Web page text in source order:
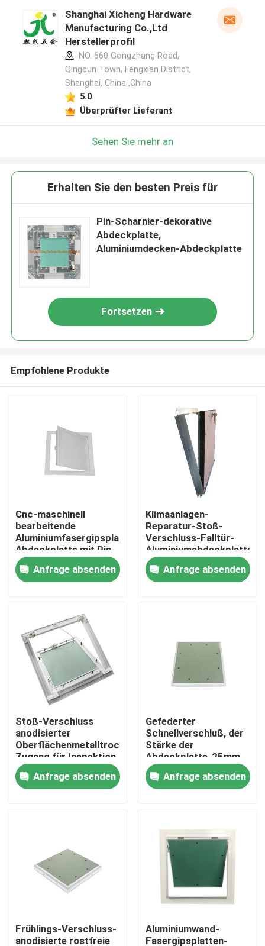
Produkte
Über uns
Fabrik-Ausflug
Qualitätskontrolle
Treten Sie mit uns in Verbindung
Aluminiumabdeckplatte
Trockenmauerzusätze
Shanghai Xicheng Hardware
Manufacturing Co.,Ltd
Herstellerprofil
NO. 660 Gongzhang Road,
Qingcun Town, Fengxian District,
Shanghai, China ,China
5.0
Überprüfter Lieferant
Sehen Sie mehr an
Erhalten Sie den besten Preis für
Pin-Scharnier-dekorative
Abdeckplatte,
Aluminiumdecken-Abdeckplatte
Fortsetzen
Empfohlene Produkte
Cnc-maschinell
bearbeitende
Aluminiumfasergipsplatten-
Abdeckplatte mit Pin
Hinge
Anfrage absenden
Klimaanlagen-
Reparatur-Stoß-
Verschluss-Falltür-
Aluminiumabdeckplatte
Anfrage absenden
Stoß-Verschluss
anodisierter
Oberflächenmetalltrockenmauer-
Zugang für Inspektion
Anfrage absenden
Gefederter
Schnellverschluß, der
Stärke der
Abdeckplatte-25mm
plombiert
Anfrage absenden
Frühlings-Verschluss-
anodisierte rostfreie
Aluminiumwand-
Fasergipsplatten-